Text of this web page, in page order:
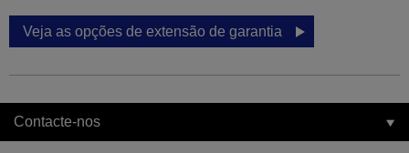
Veja as opções de extensão de garantia
Contacte-nos